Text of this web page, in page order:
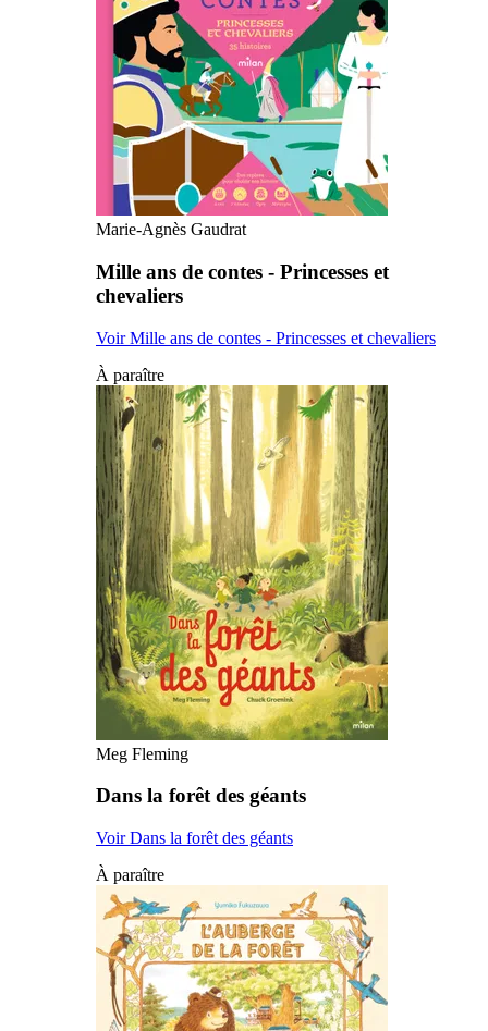
Marie-Agnès Gaudrat
Mille ans de contes - Princesses et
chevaliers
Voir Mille ans de contes - Princesses et chevaliers
À paraître
Meg Fleming
Dans la forêt des géants
Voir Dans la forêt des géants
À paraître